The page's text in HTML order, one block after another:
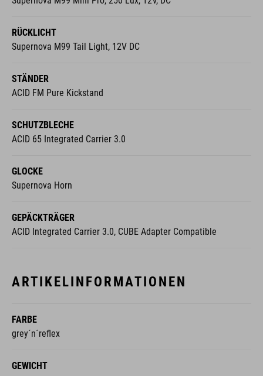
RÜCKLICHT
Supernova M99 Tail Light, 12V DC
STÄNDER
ACID FM Pure Kickstand
SCHUTZBLECHE
ACID 65 Integrated Carrier 3.0
GLOCKE
Supernova Horn
GEPÄCKTRÄGER
ACID Integrated Carrier 3.0, CUBE Adapter Compatible
ARTIKELINFORMATIONEN
FARBE
grey´n´reflex
GEWICHT